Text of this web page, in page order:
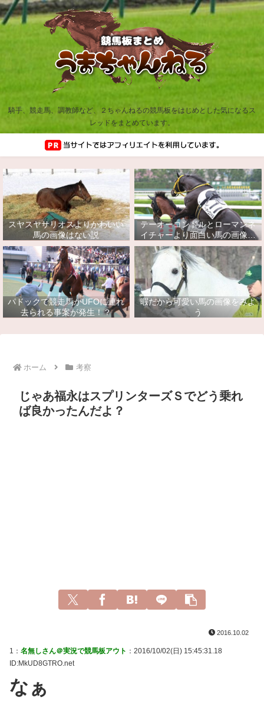
騎手、競走馬、調教師など、２ちゃんねるの競馬板をはじめとした気になるス
レッドをまとめています。
スヤスヤサリオスよりかわいい
馬の画像はない説
テーオーコンドルとローマンネ
イチャーより面白い馬の画像っ
てあるの？
パドックで競走馬がUFOに連れ
去られる事案が発生！？
暇だから可愛い馬の画像をみよ
う
ホーム 考察
じゃあ福永はスプリンターズＳでどう乗れ
ば良かったんだよ？
2016.10.02
1： 名無しさん＠実況で競馬板アウト ：2016/10/02(日) 15:45:31.18
ID:MkUD8GTRO.net
なぁ